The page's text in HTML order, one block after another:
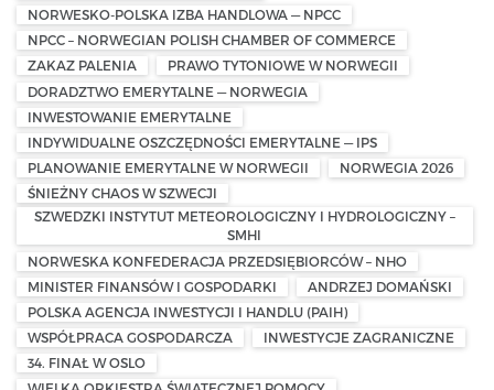
NORWESKO-POLSKA IZBA HANDLOWA — NPCC
NPCC – NORWEGIAN POLISH CHAMBER OF COMMERCE
ZAKAZ PALENIA
PRAWO TYTONIOWE W NORWEGII
DORADZTWO EMERYTALNE — NORWEGIA
INWESTOWANIE EMERYTALNE
INDYWIDUALNE OSZCZĘDNOŚCI EMERYTALNE — IPS
PLANOWANIE EMERYTALNE W NORWEGII
NORWEGIA 2026
ŚNIEŻNY CHAOS W SZWECJI
SZWEDZKI INSTYTUT METEOROLOGICZNY I HYDROLOGICZNY –
SMHI
NORWESKA KONFEDERACJA PRZEDSIĘBIORCÓW – NHO
MINISTER FINANSÓW I GOSPODARKI
ANDRZEJ DOMAŃSKI
POLSKA AGENCJA INWESTYCJI I HANDLU (PAIH)
WSPÓŁPRACA GOSPODARCZA
INWESTYCJE ZAGRANICZNE
34. FINAŁ W OSLO